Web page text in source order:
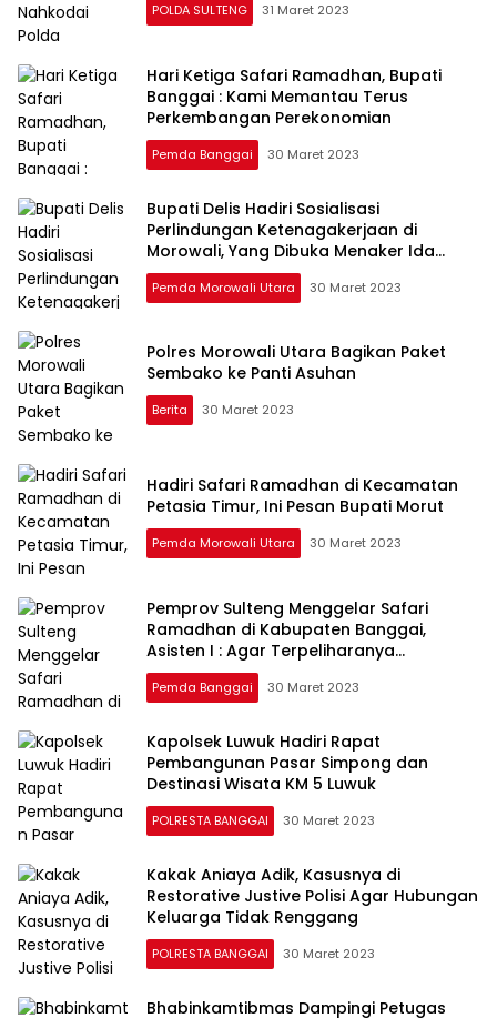
POLDA SULTENG 31 Maret 2023
Hari Ketiga Safari Ramadhan, Bupati
Banggai : Kami Memantau Terus
Perkembangan Perekonomian
Pemda Banggai 30 Maret 2023
Bupati Delis Hadiri Sosialisasi
Perlindungan Ketenagakerjaan di
Morowali, Yang Dibuka Menaker Ida
Fauziah
Pemda Morowali Utara 30 Maret 2023
Polres Morowali Utara Bagikan Paket
Sembako ke Panti Asuhan
Berita 30 Maret 2023
Hadiri Safari Ramadhan di Kecamatan
Petasia Timur, Ini Pesan Bupati Morut
Pemda Morowali Utara 30 Maret 2023
Pemprov Sulteng Menggelar Safari
Ramadhan di Kabupaten Banggai,
Asisten I : Agar Terpeliharanya
Hubungan Antar Pemimpin, Masyarakat,
dan Alim Ulama
Pemda Banggai 30 Maret 2023
Kapolsek Luwuk Hadiri Rapat
Pembangunan Pasar Simpong dan
Destinasi Wisata KM 5 Luwuk
POLRESTA BANGGAI 30 Maret 2023
Kakak Aniaya Adik, Kasusnya di
Restorative Justive Polisi Agar Hubungan
Keluarga Tidak Renggang
POLRESTA BANGGAI 30 Maret 2023
Bhabinkamtibmas Dampingi Petugas